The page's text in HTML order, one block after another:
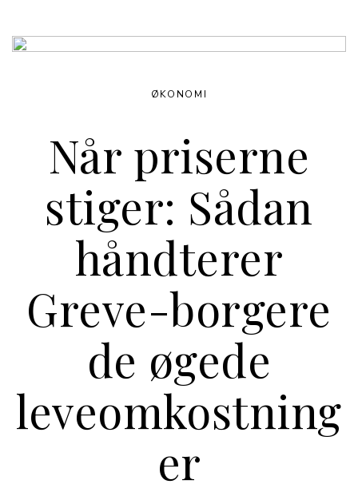
Når priserne
stiger: Sådan
håndterer
Greve-borgere
de øgede
leveomkostning
er
ØKONOMI